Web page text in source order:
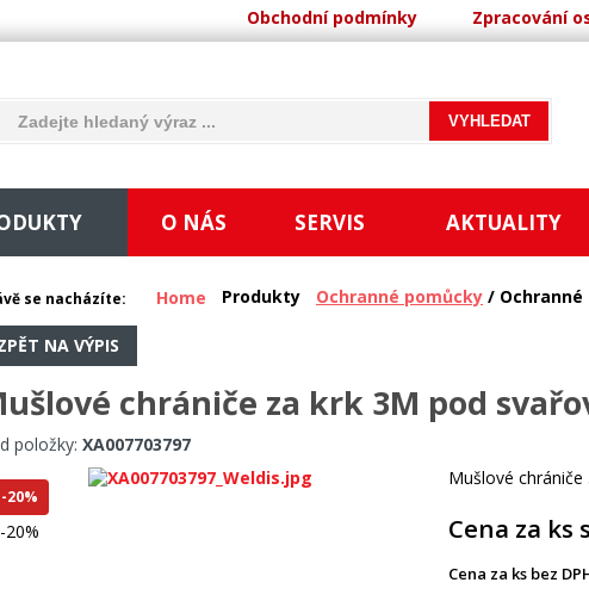
Obchodní podmínky Zpracování
O NÁS SERVIS AKTUALITY
se nacházíte: Home Produkty Ochranné pomůcky / Ochranné
NA VÝPIS
chrániče za krk 3M pod
položky: XA007703797
-20%
-20%
Mušlové chrániče
Cena za ks
Cena za ks bez